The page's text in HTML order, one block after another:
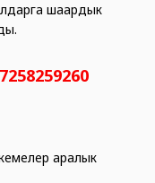
шаардык
258259260
аралык